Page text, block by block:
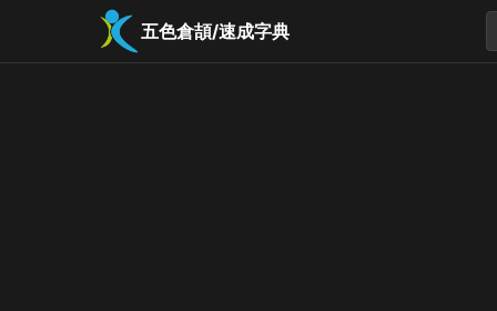
五色倉頡/速成字典